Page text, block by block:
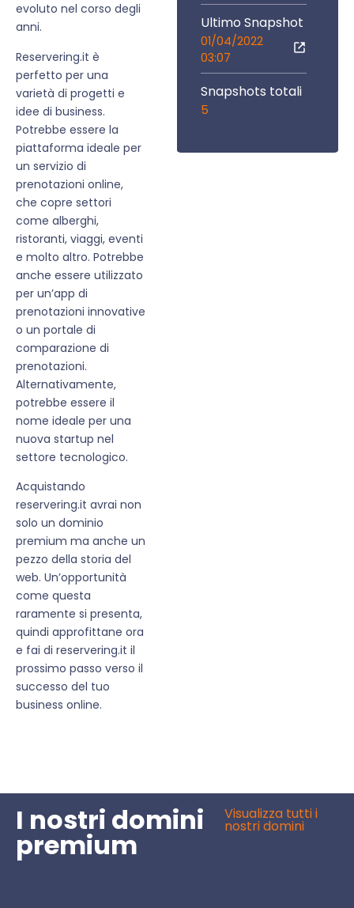
evoluto nel corso degli
anni.
Reservering.it è
perfetto per una
varietà di progetti e
idee di business.
Potrebbe essere la
piattaforma ideale per
un servizio di
prenotazioni online,
che copre settori
come alberghi,
ristoranti, viaggi, eventi
e molto altro. Potrebbe
anche essere utilizzato
per un’app di
prenotazioni innovative
o un portale di
comparazione di
prenotazioni.
Alternativamente,
potrebbe essere il
nome ideale per una
nuova startup nel
settore tecnologico.
Acquistando
reservering.it avrai non
solo un dominio
premium ma anche un
pezzo della storia del
web. Un’opportunità
come questa
raramente si presenta,
quindi approfittane ora
e fai di reservering.it il
prossimo passo verso il
successo del tuo
business online.
Ultimo Snapshot
01/04/2022
03:07
Snapshots totali
5
I nostri domini
premium
Visualizza tutti i
nostri domini